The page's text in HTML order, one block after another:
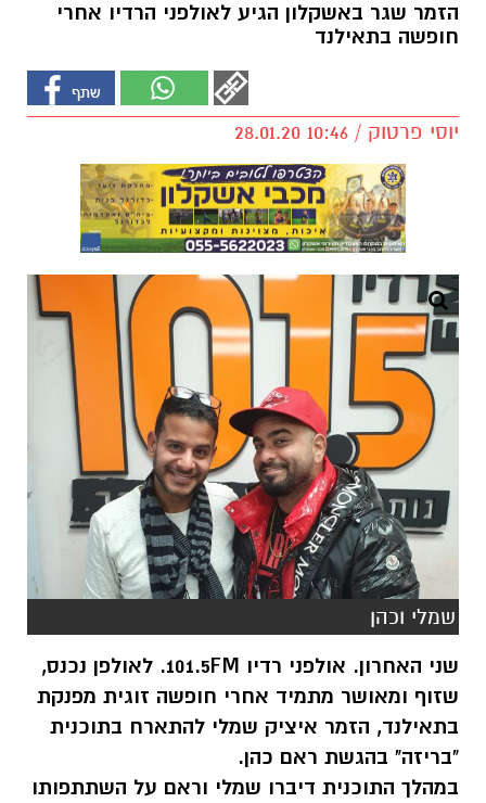
הזמר שגר באשקלון הגיע לאולפני הרדיו אחרי
חופשה בתאילנד
יוסי פרטוק / 10:46 28.01.20
שמלי וכהן
שני האחרון. אולפני רדיו 101.5FM. לאולפן נכנס,
שזוף ומאושר מתמיד אחרי חופשה זוגית מפנקת
בתאילנד, הזמר איציק שמלי להתארח בתוכנית
"בריזה" בהגשת ראם כהן.
במהלך התוכנית דיברו שמלי וראם על השתתפותו